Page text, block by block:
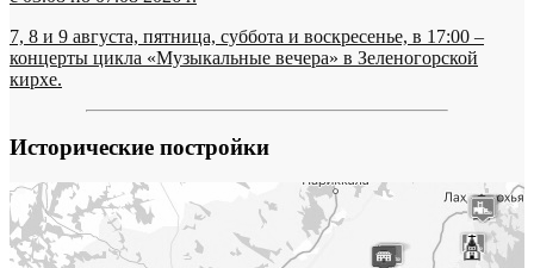
7, 8 и 9 августа, пятница, суббота и воскресенье, в 17:00 –
концерты цикла «Музыкальные вечера» в Зеленогорской
кирхе.
Исторические постройки